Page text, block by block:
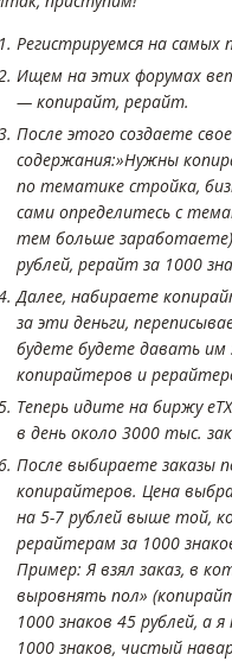
Регистрируемся на самых
Ищем на этих форумах
— копирайт, рерайт.
После этого создаете
содержания:»Нужны
по тематике стройка,
сами определитесь с
тем больше
рублей, рерайт за 1000
Далее, набираете
за эти деньги,
будете будете давать
копирайтеров и
Теперь идите на биржу
в день около 3000 тыс.
После выбираете
копирайтеров. Цена
на 5-7 рублей выше той,
рерайтерам за 1000
Пример: Я взял заказ, в
выровнять пол»
1000 знаков 45 рублей, а
1000 знаков, чистый